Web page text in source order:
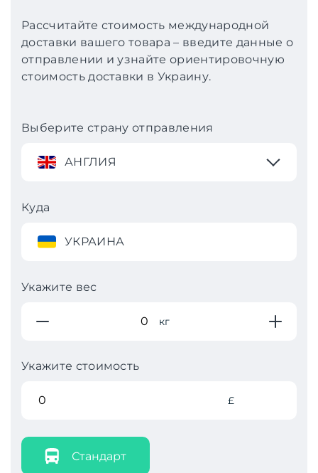
Рассчитайте стоимость международной
доставки вашего товара – введите данные о
отправлении и узнайте ориентировочную
стоимость доставки в Украину.
Выберите страну отправления
АНГЛИЯ
Куда
УКРАИНА
Укажите вес
кг
Укажите стоимость
£
Стандарт